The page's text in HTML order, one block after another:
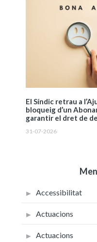
El Síndic retrau a
bloqueig d’un
garantir el dret de
31-07-2026
Accessibilitat
Actuacions
Actuacions